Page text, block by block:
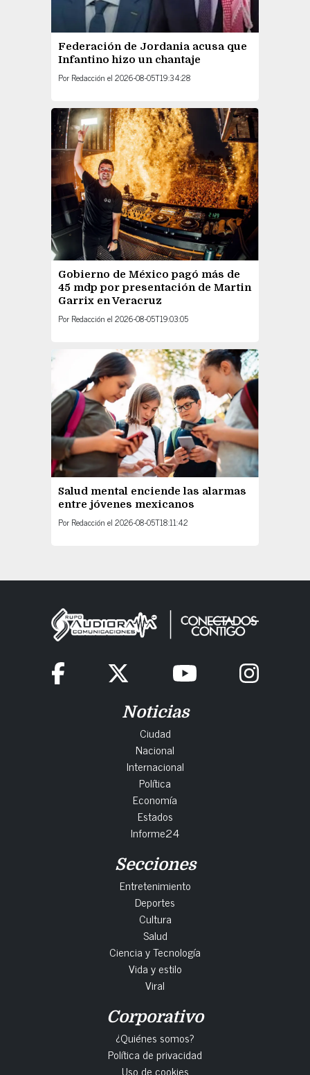
Federación de Jordania acusa que
Infantino hizo un chantaje
Por Redacción el 2026-08-05T19:34:28
Gobierno de México pagó más de
45 mdp por presentación de Martin
Garrix en Veracruz
Por Redacción el 2026-08-05T19:03:05
Salud mental enciende las alarmas
entre jóvenes mexicanos
Por Redacción el 2026-08-05T18:11:42
Noticias
Ciudad
Nacional
Internacional
Política
Economía
Estados
Informe24
Secciones
Entretenimiento
Deportes
Cultura
Salud
Ciencia y Tecnología
Vida y estilo
Viral
Corporativo
¿Quiénes somos?
Política de privacidad
Uso de cookies